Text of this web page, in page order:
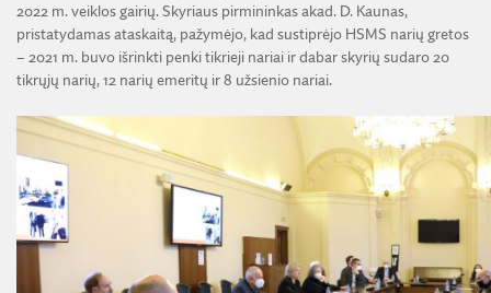
2022 m. veiklos gairių. Skyriaus pirmininkas akad. D. Kaunas,
pristatydamas ataskaitą, pažymėjo, kad sustiprėjo HSMS narių gretos
– 2021 m. buvo išrinkti penki tikrieji nariai ir dabar skyrių sudaro 20
tikrųjų narių, 12 narių emeritų ir 8 užsienio nariai.